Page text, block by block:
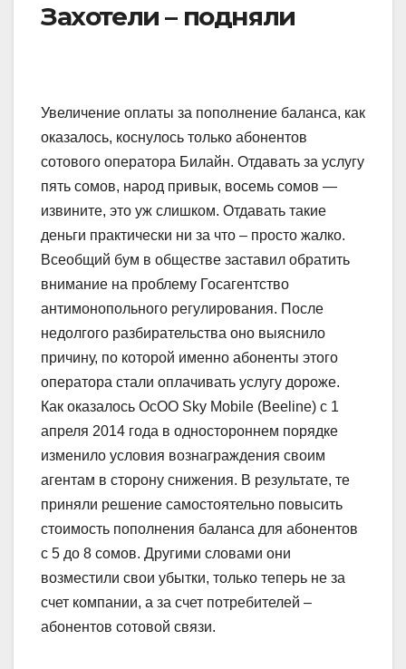
Захотели – подняли
Увеличение оплаты за пополнение баланса, как
оказалось, коснулось только абонентов
сотового оператора Билайн. Отдавать за услугу
пять сомов, народ привык, восемь сомов —
извините, это уж слишком. Отдавать такие
деньги практически ни за что – просто жалко.
Всеобщий бум в обществе заставил обратить
внимание на проблему Госагентство
антимонопольного регулирования. После
недолгого разбирательства оно выяснило
причину, по которой именно абоненты этого
оператора стали оплачивать услугу дороже.
Как оказалось ОсОО Sky Mobile (Beeline) с 1
апреля 2014 года в одностороннем порядке
изменило условия вознаграждения своим
агентам в сторону снижения. В результате, те
приняли решение самостоятельно повысить
стоимость пополнения баланса для абонентов
с 5 до 8 сомов. Другими словами они
возместили свои убытки, только теперь не за
счет компании, а за счет потребителей –
абонентов сотовой связи.